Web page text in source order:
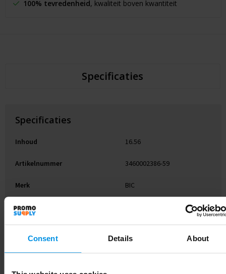
Consent Details About
100% tevredenheid, kwaliteit boven kwantiteit
Specificaties
Specificaties
Inhoud 16.56
Artikelnummer 3460002386-59
Merk BIC
Gewicht
Artikelnummer - Supplier
Kleur